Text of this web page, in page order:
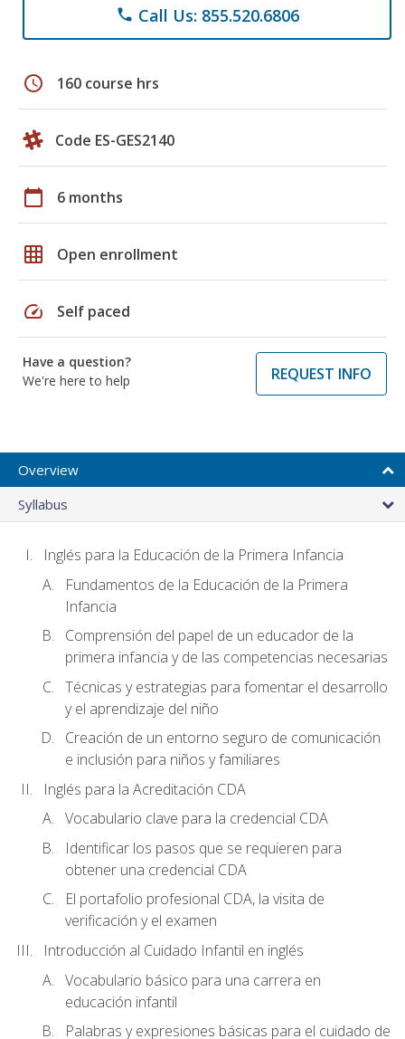
phone Call Us: 855.520.6806
schedule 160 course hrs
Code ES-GES2140
calendar_today 6 months
grid_on Open enrollment
speed Self paced
Have a question?
We're here to help
REQUEST INFO
Overview
Syllabus
Inglés para la Educación de la Primera Infancia
Fundamentos de la Educación de la Primera
Infancia
Comprensión del papel de un educador de la
primera infancia y de las competencias necesarias
Técnicas y estrategias para fomentar el desarrollo
y el aprendizaje del niño
Creación de un entorno seguro de comunicación
e inclusión para niños y familiares
Inglés para la Acreditación CDA
Vocabulario clave para la credencial CDA
Identificar los pasos que se requieren para
obtener una credencial CDA
El portafolio profesional CDA, la visita de
verificación y el examen
Introducción al Cuidado Infantil en inglés
Vocabulario básico para una carrera en
educación infantil
Palabras y expresiones básicas para el cuidado de